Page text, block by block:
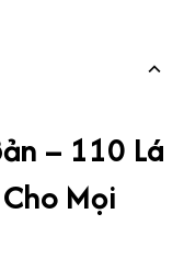
– 110 Lá
Mọi